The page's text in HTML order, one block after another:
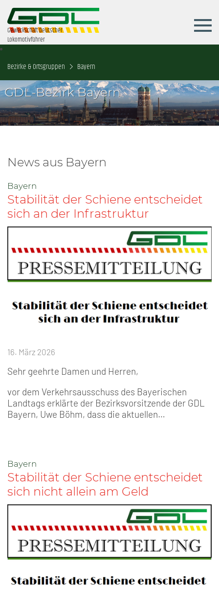
Gewerkschaft Deutscher
Lokomotivführer
Bezirke & Ortsgruppen Bayern
GDL-Bezirk Bayern
News aus Bayern
Bayern
Stabilität der Schiene entscheidet
sich an der Infrastruktur
16. März 2026
Sehr geehrte Damen und Herren,
vor dem Verkehrsausschuss des Bayerischen
Landtags erklärte der Bezirksvorsitzende der GDL
Bayern, Uwe Böhm, dass die aktuellen…
Bayern
Stabilität der Schiene entscheidet
sich nicht allein am Geld